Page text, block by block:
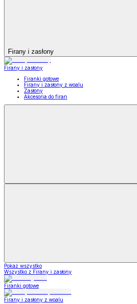
Firany i zasłony
Firany i zasłony
Firanki gotowe
Firany i zasłony z woalu
Zasłony
Akcesoria do firan
Pokaż wszystko
Wszystko z Firany i zasłony
Firanki gotowe
Firany i zasłony z woalu